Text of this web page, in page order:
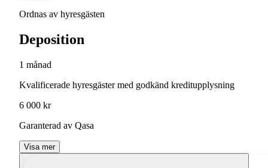
Ordnas av hyresgästen
Deposition
1 månad
Kvalificerade hyresgäster med godkänd kreditupplysning
6 000 kr
Garanterad av Qasa
Visa mer